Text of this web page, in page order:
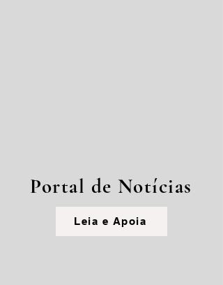
Portal de Notícias
Leia e Apoia